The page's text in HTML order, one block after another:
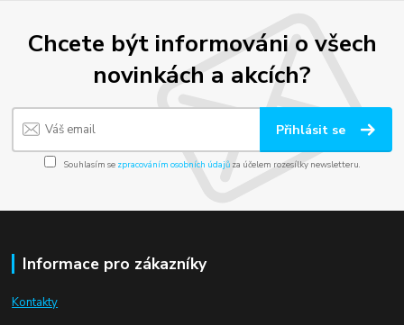
Chcete být informováni o všech
novinkách a akcích?
Přihlásit se
Souhlasím se zpracováním osobních údajůza účelem rozesílky newsletteru.
Informace pro zákazníky
Kontakty